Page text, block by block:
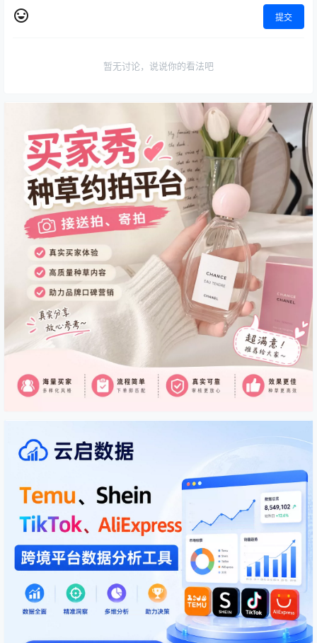
提交
暂无讨论，说说你的看法吧